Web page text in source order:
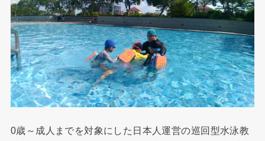
0歳～成人までを対象にした日本人運営の巡回型水泳教